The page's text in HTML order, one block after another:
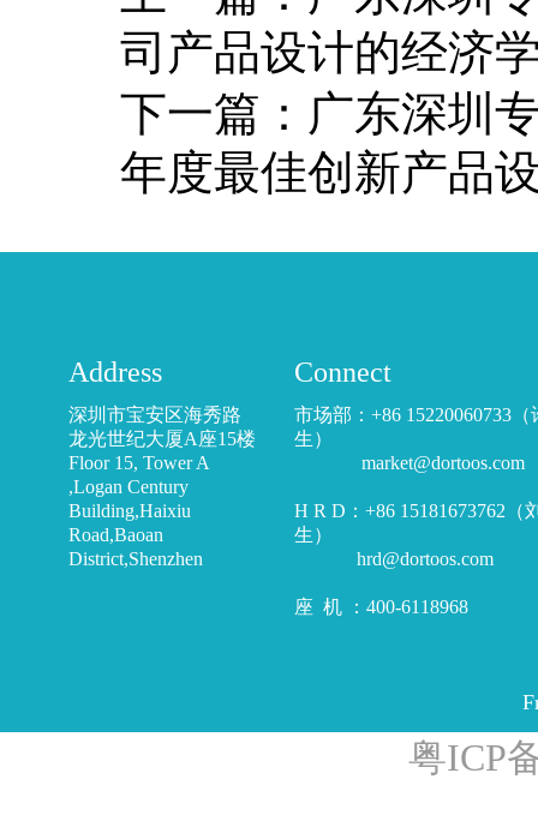
司产品设计的经济
下一篇： 广东深圳
年度最佳创新产品
Address
深圳市宝安区海秀路
龙光世纪大厦A座15楼
Floor 15, Tower A
,Logan Century
Building,Haixiu
Road,Baoan
District,Shenzhen
Connect
市场部：+86 15220060733（
生）
market@dortoos.com
H R D：+86 15181673762（
生）
hrd@dortoos.com
座 机 ：400-6118968
粤ICP